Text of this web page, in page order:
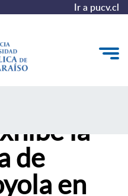
Ir a pucv.cl
la
de
en